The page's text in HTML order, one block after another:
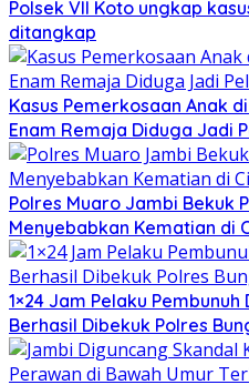
Polsek VII Koto ungkap
ditangkap
Kasus Pemerkosaan Anak
Enam Remaja Diduga Jadi
Polres Muaro Jambi Bekuk
Menyebabkan Kematian di
1×24 Jam Pelaku
Berhasil Dibekuk Polres